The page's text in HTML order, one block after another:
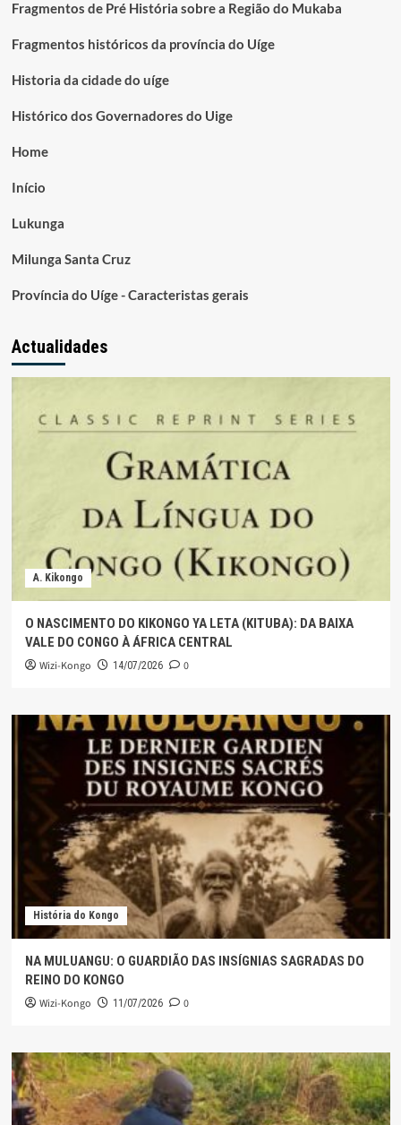
Fragmentos de Pré História sobre a Região do Mukaba
Fragmentos históricos da província do Uíge
Historia da cidade do uíge
Histórico dos Governadores do Uige
Home
Início
Lukunga
Milunga Santa Cruz
Província do Uíge - Caracteristas gerais
Actualidades
A. Kikongo
O NASCIMENTO DO KIKONGO YA LETA (KITUBA): DA BAIXA
VALE DO CONGO À ÁFRICA CENTRAL
Wizi-Kongo 14/07/2026 0
História do Kongo
NA MULUANGU: O GUARDIÃO DAS INSÍGNIAS SAGRADAS DO
REINO DO KONGO
Wizi-Kongo 11/07/2026 0